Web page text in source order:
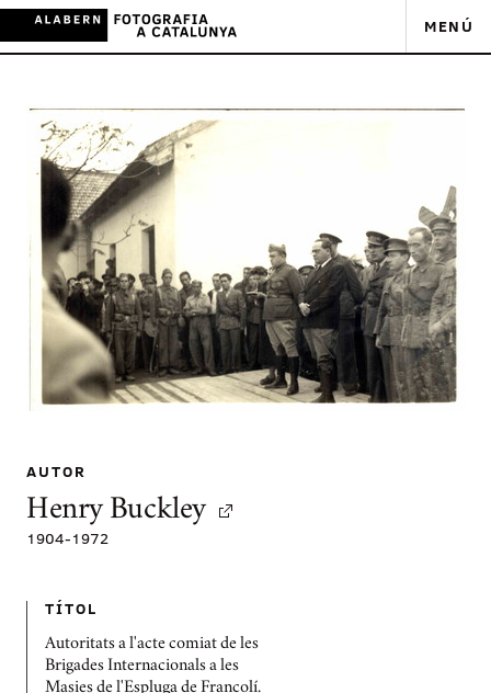
MENÚ
AUTOR
Henry Buckley
1904-1972
TÍTOL
Autoritats a l'acte comiat de les
Brigades Internacionals a les
Masies de l'Espluga de Francolí.